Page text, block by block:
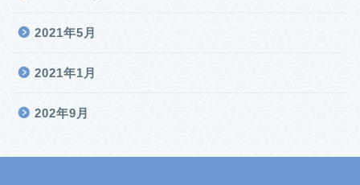
2021年5月
2021年1月
202年9月